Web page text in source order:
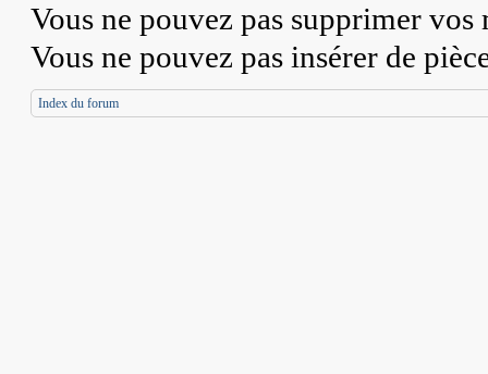
Vous ne pouvez pas supprimer vos
Vous ne pouvez pas insérer de
Index du forum